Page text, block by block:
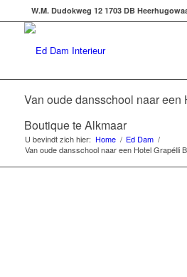
W.M. Dudokweg 12 1703 DB
Van oude dansschool naar een
Boutique te Alkmaar
U bevindt zich hier: Home / Ed Dam /
Van oude dansschool naar een Hotel Grapélli